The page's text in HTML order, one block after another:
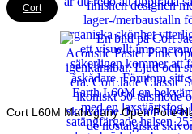
Cort
Cort L60M Mahogany Open Pore